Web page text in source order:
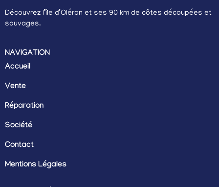
Découvrez l’île d’Oléron et ses 90 km de côtes découpées et
sauvages.
NAVIGATION
Accueil
Vente
Réparation
Société
Contact
Mentions Légales